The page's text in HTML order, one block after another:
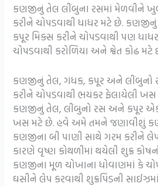
કણજીનું તેલ લીંબુના રસમાં મેળવીને
કરીને ચોપડવાથી ધાધર મટે છે.
કપૂર મિક્સ કરીને ચોપડવાથી પણ
ચોપડવાથી કરોળિયા અને શ્વેત કોઢ મટે
કણજીનું તેલ, ગંધક, કપૂર અને લીંબુનો
કરીને ચોપડવાથી ભયંકર ફેલાયેલી
કણજીનું તેલ, લીંબુનો રસ અને કપૂર
ખસ મટે છે. હવે અમે તમને જણાવીશું
કણજીના બી પાણી સાથે ગરમ કરીને
કારણે વૃષ્ણ કોથળીમાં થયેલી શુક્ર
કણજીના મૂળ ચોખાના ધોવાણમાં કે
ઘસીને લેપ કરવાથી શુક્રપિંડની